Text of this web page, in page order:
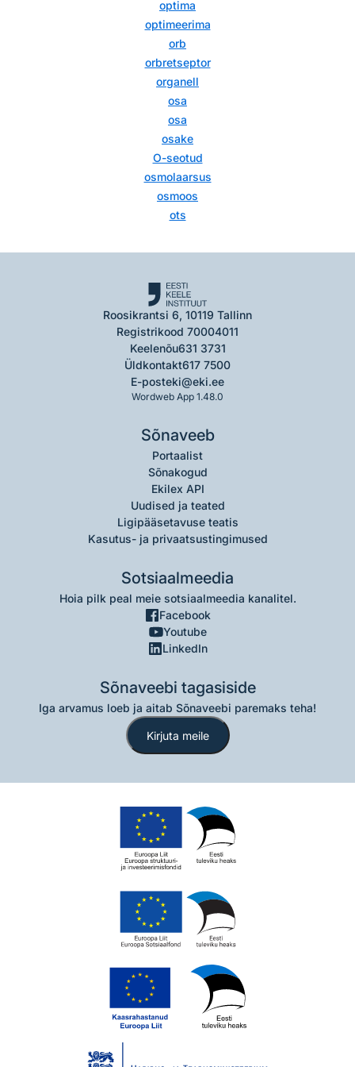
optima
optimeerima
orb
orbretseptor
organell
osa
osa
osake
O-seotud
osmolaarsus
osmoos
ots
Roosikrantsi 6, 10119 Tallinn
Registrikood 70004011
Keelenõu631 3731
Üldkontakt617 7500
E-posteki@eki.ee
Wordweb App 1.48.0
Sõnaveeb
Portaalist
Sõnakogud
Ekilex API
Uudised ja teated
Ligipääsetavuse teatis
Kasutus- ja privaatsustingimused
Sotsiaalmeedia
Hoia pilk peal meie sotsiaalmeedia kanalitel.
Facebook
Youtube
LinkedIn
Sõnaveebi tagasiside
Iga arvamus loeb ja aitab Sõnaveebi paremaks teha!
Kirjuta meile